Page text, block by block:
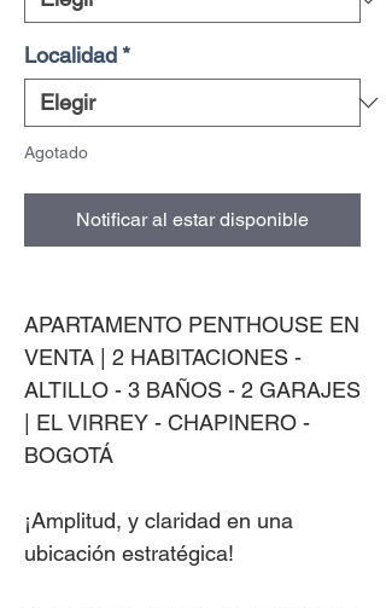
Localidad*
Agotado
Notificar al estar disponible
APARTAMENTO PENTHOUSE EN
VENTA | 2 HABITACIONES -
ALTILLO - 3 BAÑOS - 2 GARAJES
| EL VIRREY - CHAPINERO -
BOGOTÁ
¡Amplitud, y claridad en una
ubicación estratégica!